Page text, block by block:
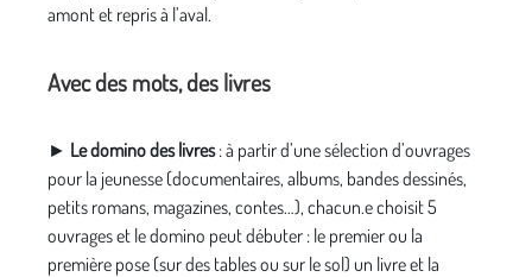
amont et repris à l’aval.
Avec des mots, des livres
► Le domino des livres: à partir d’une sélection d’ouvrages
pour la jeunesse (documentaires, albums, bandes dessinés,
petits romans, magazines, contes…), chacun.e choisit 5
ouvrages et le domino peut débuter : le premier ou la
première pose (sur des tables ou sur le sol) un livre et la